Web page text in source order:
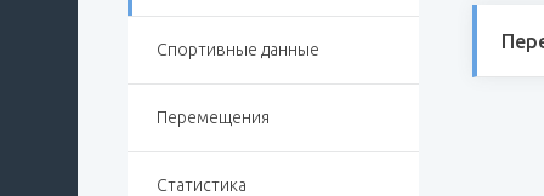
Спортивные данные
Перемещения
Статистика